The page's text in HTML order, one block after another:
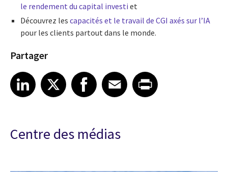
le rendement du capital investi et
Découvrez les capacités et le travail de CGI axés sur l’IA
pour les clients partout dans le monde.
Partager
Share article on LinkedIn
LinkedIn
Share article on XShare article on Facebook
Facebook
Share article on Email
EmailShare article on Print
Centre des médias